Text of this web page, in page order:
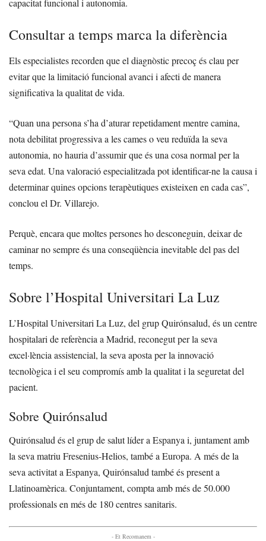
capacitat funcional i autonomia.
Consultar a temps marca la diferència
Els especialistes recorden que el diagnòstic precoç és clau per
evitar que la limitació funcional avanci i afecti de manera
significativa la qualitat de vida.
“Quan una persona s’ha d’aturar repetidament mentre camina,
nota debilitat progressiva a les cames o veu reduïda la seva
autonomia, no hauria d’assumir que és una cosa normal per la
seva edat. Una valoració especialitzada pot identificar-ne la causa i
determinar quines opcions terapèutiques existeixen en cada cas”,
conclou el Dr. Villarejo.
Perquè, encara que moltes persones ho desconeguin, deixar de
caminar no sempre és una conseqüència inevitable del pas del
temps.
Sobre l’Hospital Universitari La Luz
L’Hospital Universitari La Luz, del grup Quirónsalud, és un centre
hospitalari de referència a Madrid, reconegut per la seva
excel·lència assistencial, la seva aposta per la innovació
tecnològica i el seu compromís amb la qualitat i la seguretat del
pacient.
Sobre Quirónsalud
Quirónsalud és el grup de salut líder a Espanya i, juntament amb
la seva matriu Fresenius-Helios, també a Europa. A més de la
seva activitat a Espanya, Quirónsalud també és present a
Llatinoamèrica. Conjuntament, compta amb més de 50.000
professionals en més de 180 centres sanitaris.
- Et Recomanem -